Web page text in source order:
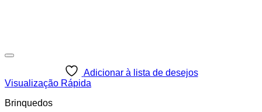
Adicionar à lista de desejos
Visualização Rápida
Brinquedos